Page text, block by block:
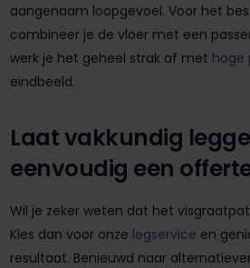
aangenaam loopgevoel. Voor het
combineer je de vloer met een
werk je het geheel strak af met hoge
eindbeeld.
Laat vakkundig
eenvoudig een
Wil je zeker weten dat het
Kies dan voor onze legservice en
resultaat. Benieuwd naar